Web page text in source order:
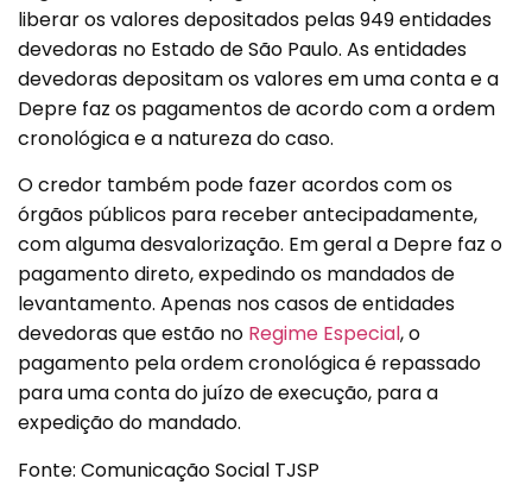
liberar os valores depositados pelas 949 entidades
devedoras no Estado de São Paulo. As entidades
devedoras depositam os valores em uma conta e a
Depre faz os pagamentos de acordo com a ordem
cronológica e a natureza do caso.
O credor também pode fazer acordos com os
órgãos públicos para receber antecipadamente,
com alguma desvalorização. Em geral a Depre faz o
pagamento direto, expedindo os mandados de
levantamento. Apenas nos casos de entidades
devedoras que estão no Regime Especial, o
pagamento pela ordem cronológica é repassado
para uma conta do juízo de execução, para a
expedição do mandado.
Fonte: Comunicação Social TJSP